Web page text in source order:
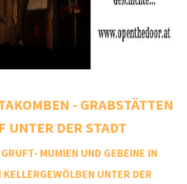
- GRABSTÄTTEN
UNTER DER STADT
MUMIEN UND GEBEINE IN
KELLERGEWÖLBEN UNTER DER